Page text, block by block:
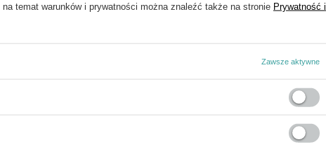
3x dłuższą żywotność silnika, do
temat warunków i prywatności można znaleźć także na stronie Prywatność i
Zawsze aktywne